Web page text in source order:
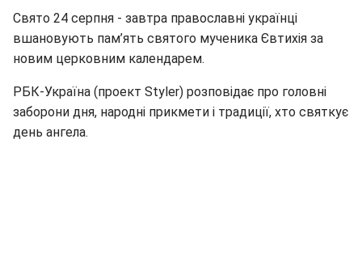
Свято 24 серпня - завтра православні українці
вшановують пам’ять святого мученика Євтихія за
новим церковним календарем.
РБК-Україна (проект Styler) розповідає про головні
заборони дня, народні прикмети і традиції, хто святкує
день ангела.